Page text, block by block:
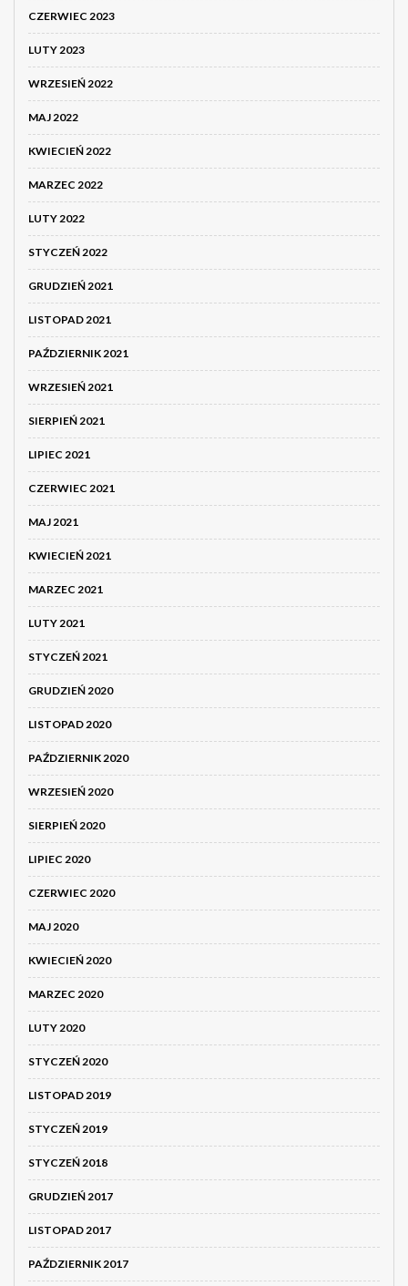
CZERWIEC 2023
LUTY 2023
WRZESIEŃ 2022
MAJ 2022
KWIECIEŃ 2022
MARZEC 2022
LUTY 2022
STYCZEŃ 2022
GRUDZIEŃ 2021
LISTOPAD 2021
PAŹDZIERNIK 2021
WRZESIEŃ 2021
SIERPIEŃ 2021
LIPIEC 2021
CZERWIEC 2021
MAJ 2021
KWIECIEŃ 2021
MARZEC 2021
LUTY 2021
STYCZEŃ 2021
GRUDZIEŃ 2020
LISTOPAD 2020
PAŹDZIERNIK 2020
WRZESIEŃ 2020
SIERPIEŃ 2020
LIPIEC 2020
CZERWIEC 2020
MAJ 2020
KWIECIEŃ 2020
MARZEC 2020
LUTY 2020
STYCZEŃ 2020
LISTOPAD 2019
STYCZEŃ 2019
STYCZEŃ 2018
GRUDZIEŃ 2017
LISTOPAD 2017
PAŹDZIERNIK 2017